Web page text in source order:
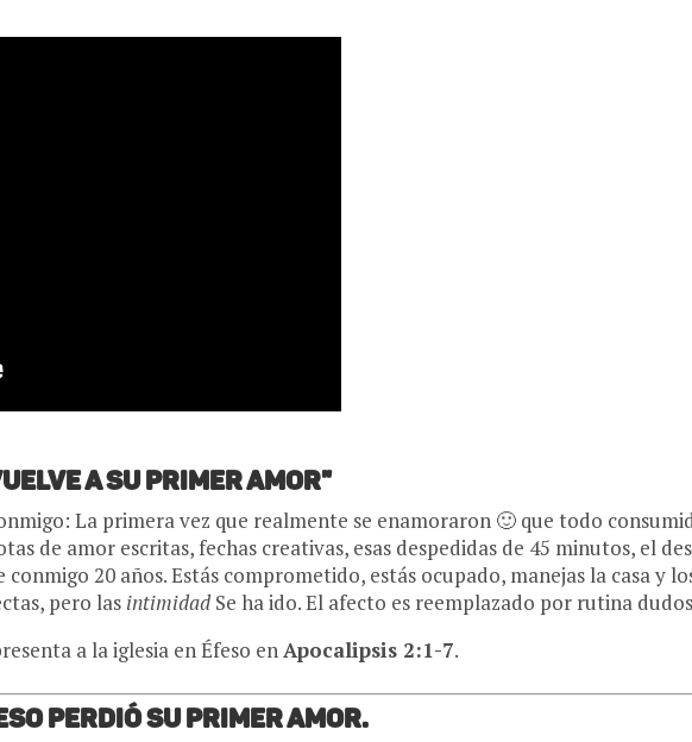
a su primer amor"
La primera vez que realmente se enamoraron 🙂 que todo
de amor escritas, fechas creativas, esas despedidas de 45 minutos, el
20 años. Estás comprometido, estás ocupado, manejas la casa y
pero las intimidadSe ha ido. El afecto es reemplazado por rutina
a la iglesia en Éfeso enApocalipsis 2:1-7.
perdió su primer amor.